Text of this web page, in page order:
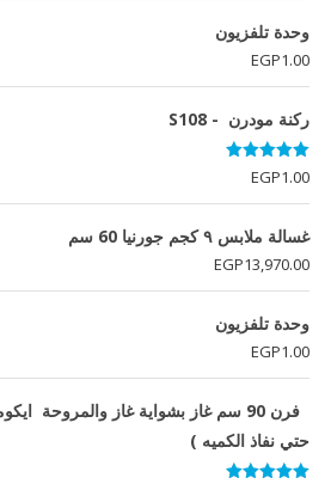
وحدة تلفزيون
EGP1.00
ركنة مودرن - S108
تم التقييم
5.00
من 5
EGP1.00
غسالة ملابس ٩ كجم جورنيا 60 سم
EGP13,970.00
وحدة تلفزيون
EGP1.00
فرن 90 سم غاز بشواية غاز والمروحة
حتي نفاذ الكميه )